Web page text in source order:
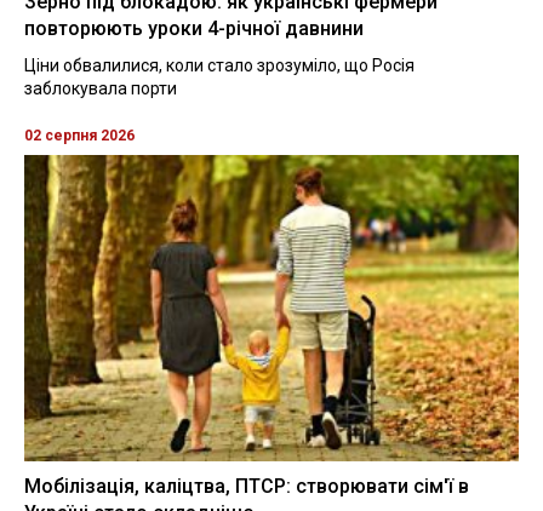
повторюють уроки 4-річної давнини
Ціни обвалилися, коли стало зрозуміло, що Росія
заблокувала порти
02 серпня 2026
Мобілізація, каліцтва, ПТСР: створювати сім'ї в